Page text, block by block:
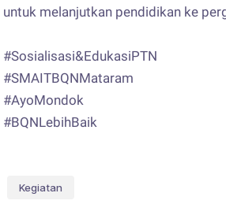
untuk melanjutkan pendidikan ke
#Sosialisasi&EdukasiPTN
#SMAITBQNMataram
#AyoMondok
#BQNLebihBaik
Kegiatan